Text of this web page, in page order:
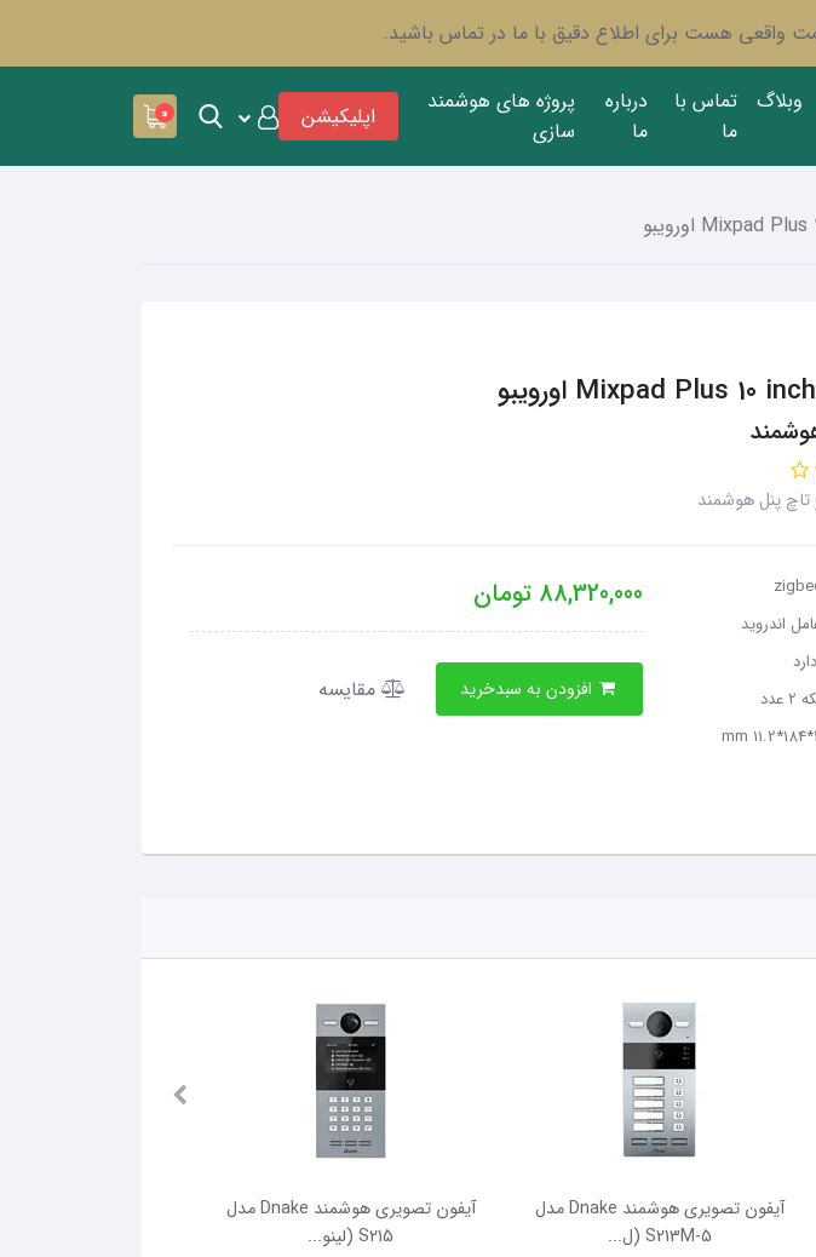
واقعی هست برای اطلاع دقیق با ما در تماس باشید.
وبلاگ
تماس با
ما
درباره
ما
پروژه های هوشمند
سازی
اپلیکیشن 0
پنل هوشمند
اندروید
88,320,000 تومان
مقایسه
آیفون تصویری هوشمند Dnake مدل
S213M-5 (ل...
آیفون تصویری هوشمند Dnake مدل
S215 (لینو...